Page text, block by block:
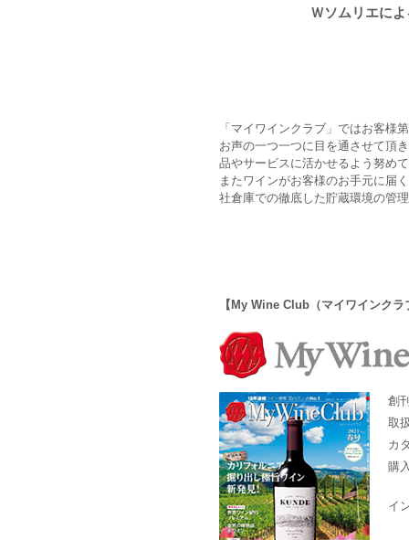
Ｗソムリエに
「マイワインクラブ」ではお客様
お声の一つ一つに目を通させて頂
品やサービスに活かせるよう努め
またワインがお客様のお手元に届
社倉庫での徹底した貯蔵環境の管
【My Wine Club（マイワインク
創
取
カ
購
イ